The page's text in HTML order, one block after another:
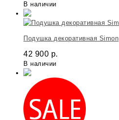
В наличии
Подушка декоративная Simon
42 900 р.
В наличии